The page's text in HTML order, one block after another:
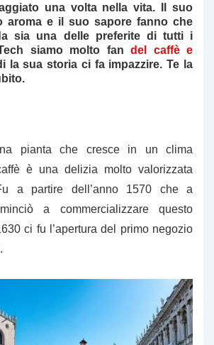
una volta nella vita. Il suo
aroma e il suo sapore fanno che
sia una delle preferite di tutti i
siamo molto fandel caffè e
la sua storia ci fa impazzire. Te la
pianta che cresce in un clima
è una delizia molto valorizzata
a partire dell’anno 1570 che a
a commercializzare questo
ci fu l’apertura del primo negozio